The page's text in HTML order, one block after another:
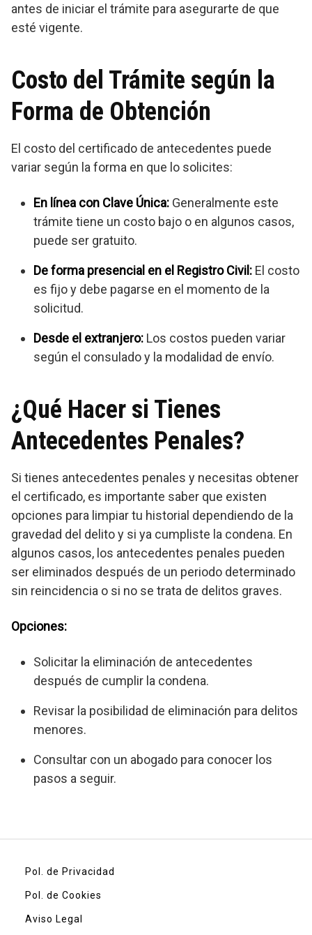
antes de iniciar el trámite para asegurarte de que
esté vigente.
Costo del Trámite según la
Forma de Obtención
El costo del certificado de antecedentes puede
variar según la forma en que lo solicites:
En línea con Clave Única: Generalmente este
trámite tiene un costo bajo o en algunos casos,
puede ser gratuito.
De forma presencial en el Registro Civil: El costo
es fijo y debe pagarse en el momento de la
solicitud.
Desde el extranjero: Los costos pueden variar
según el consulado y la modalidad de envío.
¿Qué Hacer si Tienes
Antecedentes Penales?
Si tienes antecedentes penales y necesitas obtener
el certificado, es importante saber que existen
opciones para limpiar tu historial dependiendo de la
gravedad del delito y si ya cumpliste la condena. En
algunos casos, los antecedentes penales pueden
ser eliminados después de un periodo determinado
sin reincidencia o si no se trata de delitos graves.
Opciones:
Solicitar la eliminación de antecedentes
después de cumplir la condena.
Revisar la posibilidad de eliminación para delitos
menores.
Consultar con un abogado para conocer los
pasos a seguir.
Pol. de Privacidad
Pol. de Cookies
Aviso Legal